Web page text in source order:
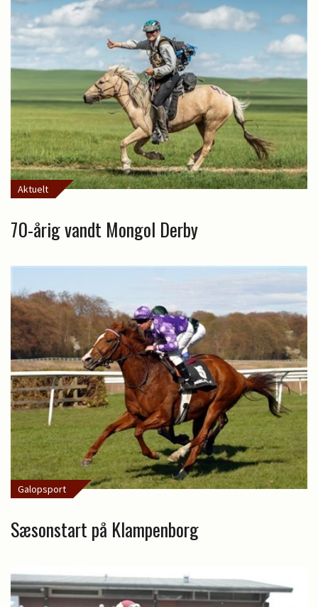
Aktuelt
70-årig vandt Mongol Derby
Galopsport
Sæsonstart på Klampenborg